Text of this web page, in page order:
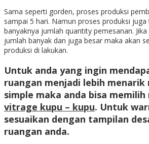
Sama seperti gorden, proses produksi
sampai 5 hari. Namun proses produksi
banyaknya jumlah quantity pemesanan.
jumlah banyak dan juga besar maka akan
produksi di lakukan.
Untuk anda yang ingin
ruangan menjadi lebih
simple maka anda bisa
vitrage kupu – kupu. Untuk
sesuaikan dengan tampilan
ruangan anda.